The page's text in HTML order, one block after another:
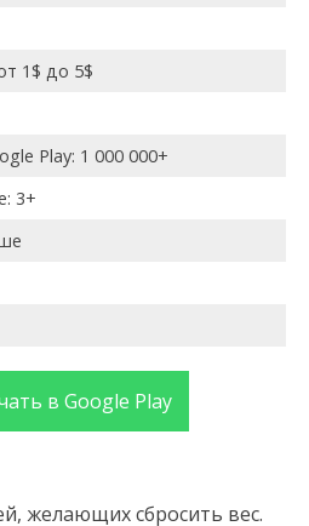
1$ до 5$
Play: 1 000 000+
3+
в Google Play
желающих сбросить вес.